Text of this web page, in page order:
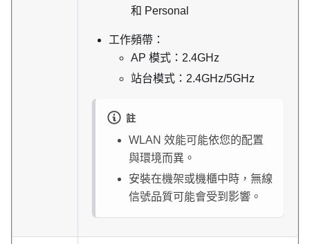
和 Personal
工作頻帶：
AP 模式：2.4GHz
站台模式：2.4GHz/5GHz
註
WLAN 效能可能依您的配置
與環境而異。
安裝在機架或機櫃中時，無線
信號品質可能會受到影響。